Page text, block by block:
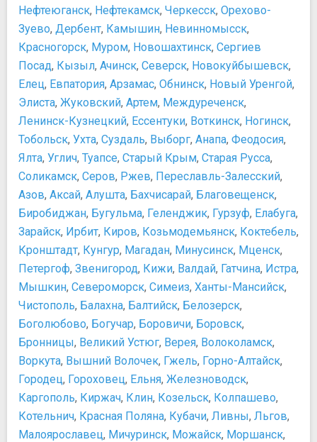
Роза Хутор
Сочи Парк
Сочинский государственный цирк
ТРЦ Моремолл
Прочее
Адлерский рынок
Ахштырская пещера
Гора Фишт
Крабовое ущелье
Мамедово ущелье
Мандарин Холл
Олимпийский парк
Свирское ущелье
Сочинский маяк
Чайные домики
Способы сэкономить
Нефтеюганск, Нефтекамск, Черкесск, Орехово-
Зуево, Дербент, Камышин, Невинномысск,
Красногорск, Муром, Новошахтинск, Сергиев
Посад, Кызыл, Ачинск, Северск, Новокуйбышевск,
Елец, Евпатория, Арзамас, Обнинск, Новый Уренгой,
Элиста, Жуковский, Артем, Междуреченск,
Ленинск-Кузнецкий, Ессентуки, Воткинск, Ногинск,
Тобольск, Ухта, Суздаль, Выборг, Анапа, Феодосия,
Ялта, Углич, Туапсе, Старый Крым, Старая Русса,
Соликамск, Серов, Ржев, Переславль-Залесский,
Азов, Аксай, Алушта, Бахчисарай, Благовещенск,
Биробиджан, Бугульма, Геленджик, Гурзуф, Елабуга,
Зарайск, Ирбит, Киров, Козьмодемьянск, Коктебель,
Кронштадт, Кунгур, Магадан, Минусинск, Мценск,
Петергоф, Звенигород, Кижи, Валдай, Гатчина, Истра,
Мышкин, Североморск, Симеиз, Ханты-Мансийск,
Чистополь, Балахна, Балтийск, Белозерск,
Боголюбово, Богучар, Боровичи, Боровск,
Бронницы, Великий Устюг, Верея, Волоколамск,
Воркута, Вышний Волочек, Гжель, Горно-Алтайск,
Городец, Гороховец, Ельня, Железноводск,
Каргополь, Киржач, Клин, Козельск, Колпашево,
Котельнич, Красная Поляна, Кубачи, Ливны, Льгов,
Малоярославец, Мичуринск, Можайск, Моршанск,